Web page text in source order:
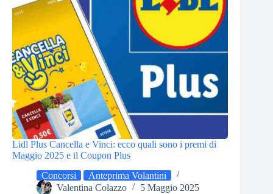
Lidl Plus Cancella e Vinci: ecco quali sono i premi di
Maggio 2025 e il Coupon Plus
Concorsi
Anteprima Volantini
Valentina Colazzo
5 Maggio 2025